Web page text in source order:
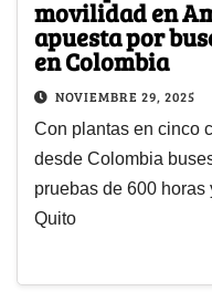
movilidad en
apuesta por
en Colombia
NOVIEMBRE 29, 2025
Con plantas en cinco
desde Colombia
pruebas de 600
Quito